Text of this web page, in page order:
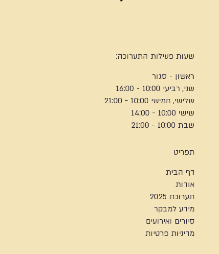
שעות פעילות התערוכה:
ראשון - סגור
שני, רביעי 10:00 - 16:00
שלישי, חמישי 10:00 - 21:00
שישי 10:00 - 14:00
שבת 10:00 - 21:00
תפריט
דף הבית
אודות
תערוכת 2025
מידע למבקר
סיורים ואירועים
מדיניות פרטיות